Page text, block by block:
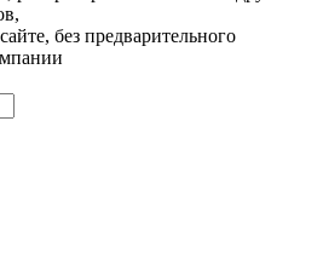
без предварительного